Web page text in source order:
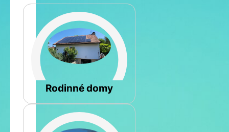
Rodinné domy
Šikmá